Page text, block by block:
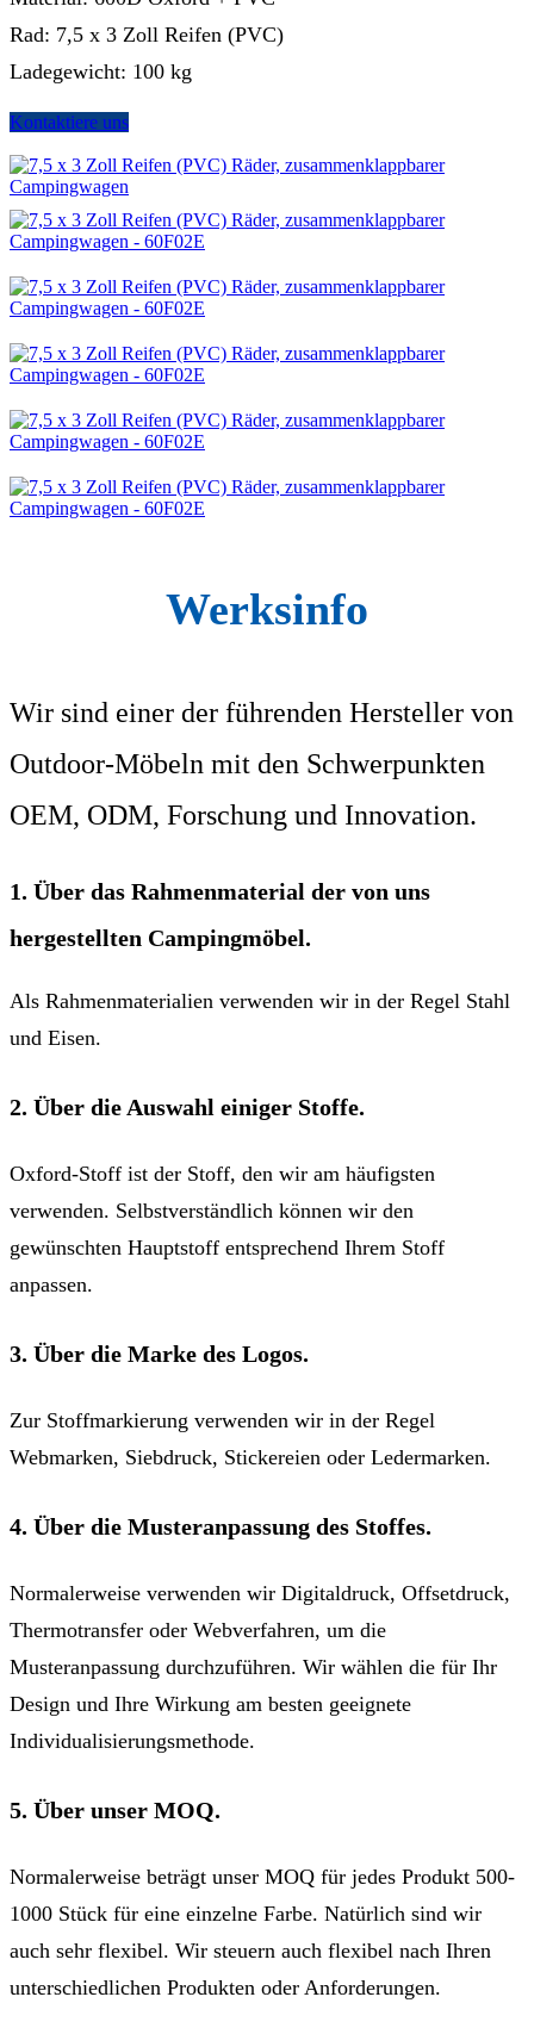
Rad: 7,5 x 3 Zoll Reifen (PVC)
Ladegewicht: 100 kg
Kontaktiere uns
Werksinfo
Wir sind einer der führenden Hersteller von
Outdoor-Möbeln mit den Schwerpunkten
OEM, ODM, Forschung und Innovation.
1. Über das Rahmenmaterial der von uns
hergestellten Campingmöbel.
Als Rahmenmaterialien verwenden wir in der Regel Stahl
und Eisen.
2. Über die Auswahl einiger Stoffe.
Oxford-Stoff ist der Stoff, den wir am häufigsten
verwenden. Selbstverständlich können wir den
gewünschten Hauptstoff entsprechend Ihrem Stoff
anpassen.
3. Über die Marke des Logos.
Zur Stoffmarkierung verwenden wir in der Regel
Webmarken, Siebdruck, Stickereien oder Ledermarken.
4. Über die Musteranpassung des Stoffes.
Normalerweise verwenden wir Digitaldruck, Offsetdruck,
Thermotransfer oder Webverfahren, um die
Musteranpassung durchzuführen. Wir wählen die für Ihr
Design und Ihre Wirkung am besten geeignete
Individualisierungsmethode.
5. Über unser MOQ.
Normalerweise beträgt unser MOQ für jedes Produkt 500-
1000 Stück für eine einzelne Farbe. Natürlich sind wir
auch sehr flexibel. Wir steuern auch flexibel nach Ihren
unterschiedlichen Produkten oder Anforderungen.